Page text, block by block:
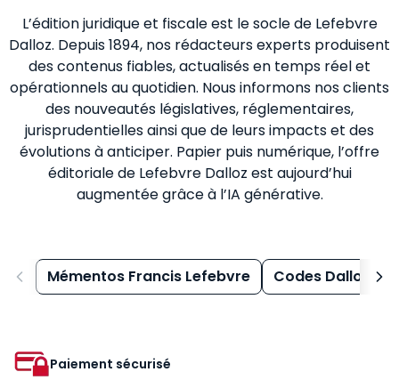
L’édition juridique et fiscale est le socle de Lefebvre
Dalloz. Depuis 1894, nos rédacteurs experts produisent
des contenus fiables, actualisés en temps réel et
opérationnels au quotidien. Nous informons nos clients
des nouveautés législatives, réglementaires,
jurisprudentielles ainsi que de leurs impacts et des
évolutions à anticiper. Papier puis numérique, l’offre
éditoriale de Lefebvre Dalloz est aujourd’hui
augmentée grâce à l’IA générative.
Mémentos Francis Lefebvre Codes Dalloz
Paiement sécurisé